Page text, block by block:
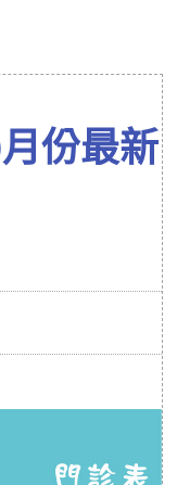
份最新